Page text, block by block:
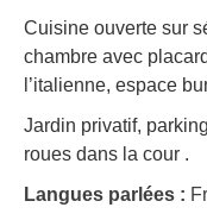
Cuisine ouverte sur
chambre avec
l’italienne, espace
Jardin privatif,
roues dans la cour .
Langues parlées :